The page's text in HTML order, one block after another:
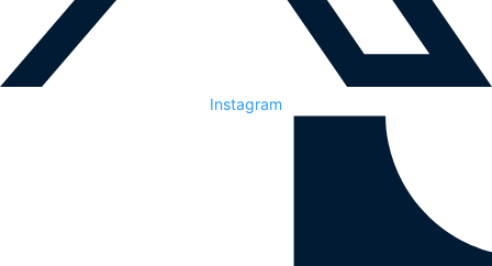
Instagram